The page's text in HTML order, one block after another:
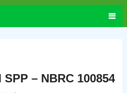
SPP – NBRC 100854